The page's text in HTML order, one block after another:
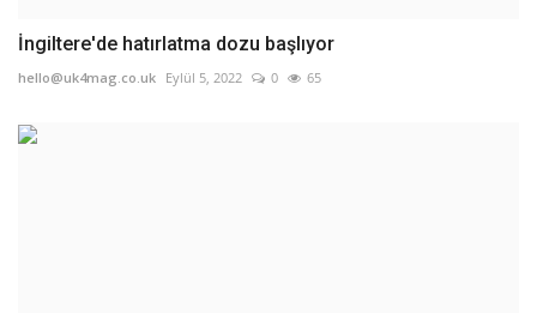
İngiltere'de hatırlatma dozu başlıyor
hello@uk4mag.co.uk Eylül 5, 2022 0 65